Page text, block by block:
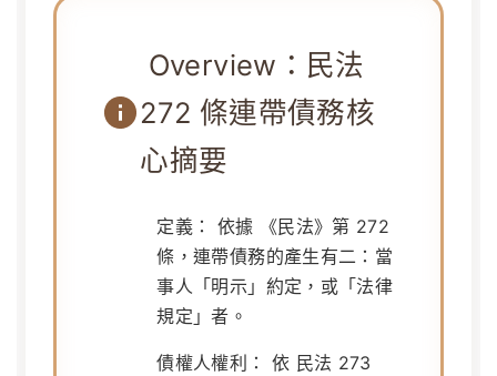
Overview：民法
272 條連帶債務核
心摘要
定義： 依據
《民法》第 272
條 ，連帶債務的產生有二：當
事人「明示」約定，或「法律
規定」者。
債權人權利： 依 民法 273